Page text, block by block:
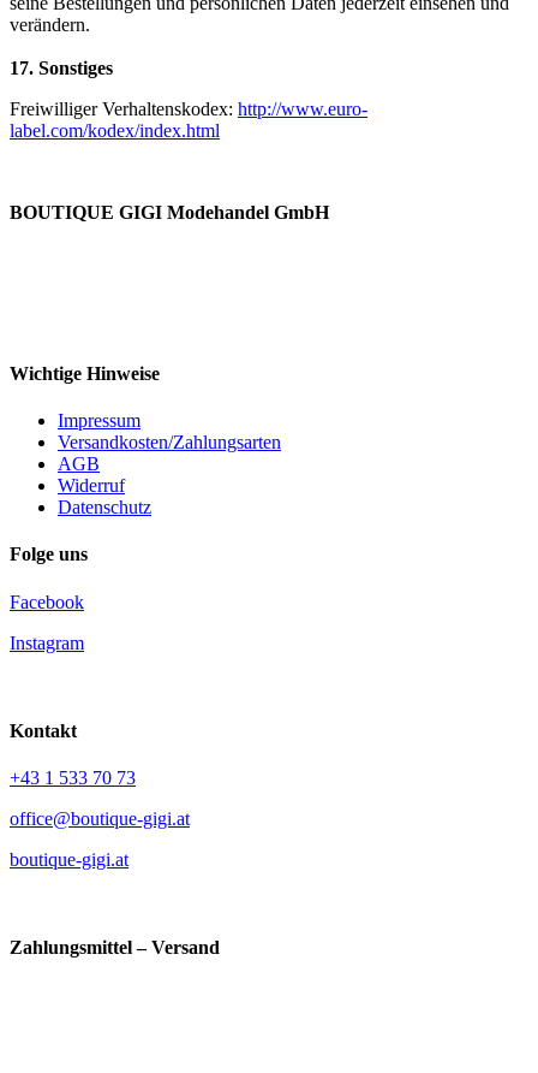
verändern.
17. Sonstiges
Freiwilliger Verhaltenskodex: http://www.euro-
label.com/kodex/index.html
BOUTIQUE GIGI Modehandel GmbH
Wichtige Hinweise
Impressum
Versandkosten/Zahlungsarten
AGB
Widerruf
Datenschutz
Folge uns
Facebook
Instagram
Kontakt
+43 1 533 70 73
office@boutique-gigi.at
boutique-gigi.at
Zahlungsmittel – Versand